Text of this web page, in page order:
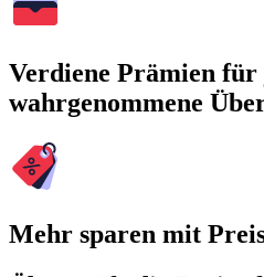
Verdiene Prämien für
wahrgenommene
Mehr sparen mit